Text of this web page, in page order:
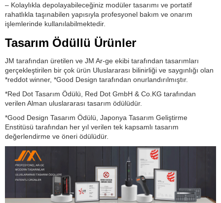
– Kolaylıkla depolayabileceğiniz modüler tasarımı ve portatif
rahatlıkla taşınabilen yapısıyla profesyonel bakım ve onarım
işlemlerinde kullanılabilmektedir.
Tasarım Ödüllü Ürünler
JM tarafından üretilen ve JM Ar-ge ekibi tarafından tasarımları
gerçekleştirilen bir çok ürün Uluslararası bilinirliği ve saygınlığı olan
*reddot winner, *Good Design tarafından onurlandırılmıştır.
*Red Dot Tasarım Ödülü, Red Dot GmbH & Co.KG tarafından
verilen Alman uluslararası tasarım ödülüdür.
*Good Design Tasarım Ödülü, Japonya Tasarım Geliştirme
Enstitüsü tarafından her yıl verilen tek kapsamlı tasarım
değerlendirme ve öneri ödülüdür.